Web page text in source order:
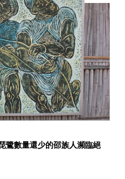
鷺數量還少的邵族人瀕臨絕